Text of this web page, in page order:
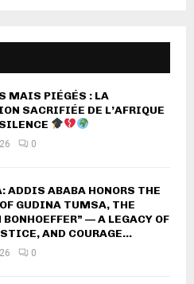
MAIS PIÉGÉS : LA
SACRIFIÉE DE L’AFRIQUE
0
ADDIS ABABA HONORS THE
GUDINA TUMSA, THE
— A LEGACY OF
AND COURAGE...
0